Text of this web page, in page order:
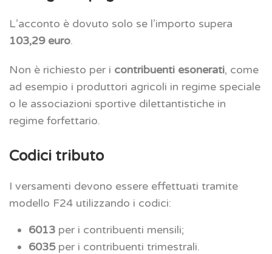
L’acconto è dovuto solo se l’importo supera
103,29 euro.
Non è richiesto per i contribuenti esonerati, come
ad esempio i produttori agricoli in regime speciale
o le associazioni sportive dilettantistiche in
regime forfettario.
Codici tributo
I versamenti devono essere effettuati tramite
modello F24 utilizzando i codici:
6013 per i contribuenti mensili;
6035per i contribuenti trimestrali.